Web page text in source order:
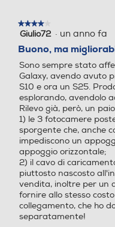
Hz, EHT320, MIMO,
Galileo, QZSS Wi-Fi
NFC Android auto
o nanoSIM 4FF (SIM 1 +
2 / SIM 1 + eSIM / Dual
M) 5G Downlink 4.66
Uplink 626 Mbps 4G /
Cat. 20 DL 2000
t. 18 UL 200
Presenza AI
Comandi vocali
★★★★★
★★★★★
4
5
stelle.
Giulio72 · un anno fa
Buono, ma
Sono sempre stato
Galaxy, avendo avuto
S10 e ora un S25.
esplorando, avendolo
Rilevo già, però, un
1) le 3 fotocamere
sporgente che, anche
impediscono un
appoggio orizzontale;
2) il cavo di
piuttosto nascosto
vendita, inoltre per un
fornire allo stesso
collegamento, che ho
separatamente!